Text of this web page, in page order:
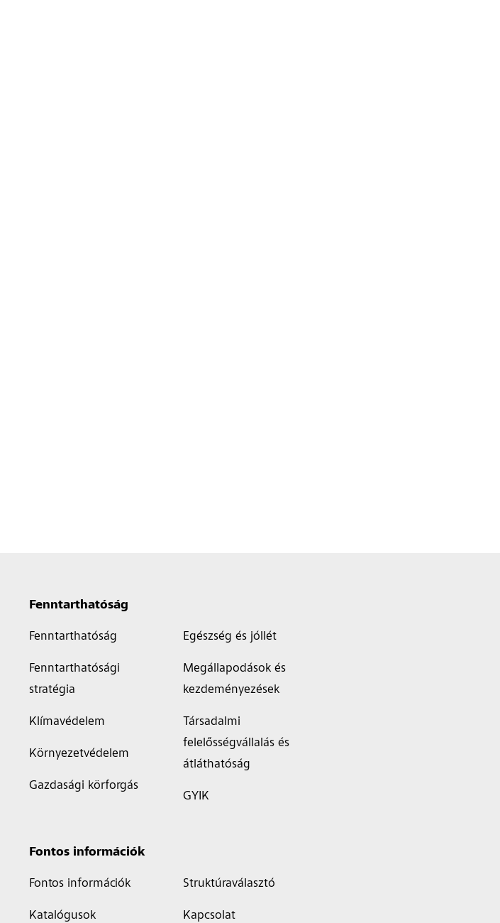
Fenntarthatóság
Fenntarthatóság
Fenntarthatósági
stratégia
Klímavédelem
Környezetvédelem
Gazdasági körforgás
Egészség és jóllét
Megállapodások és
kezdeményezések
Társadalmi
felelősségvállalás és
átláthatóság
GYIK
Fontos információk
Fontos információk
Katalógusok
Struktúraválasztó
Kapcsolat